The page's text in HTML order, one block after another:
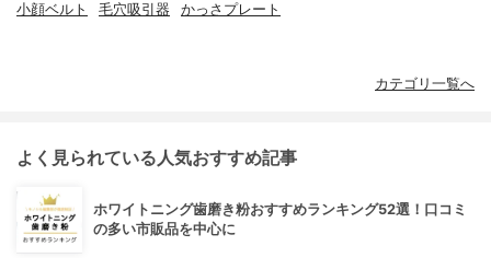
小顔ベルト 毛穴吸引器 かっさプレート
カテゴリ一覧へ
よく見られている人気おすすめ記事
ホワイトニング歯磨き粉おすすめランキング52選！口コミ
の多い市販品を中心に